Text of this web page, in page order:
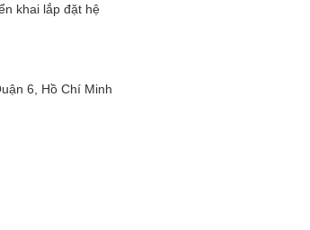
khai lắp đặt hệ
6, Hồ Chí Minh